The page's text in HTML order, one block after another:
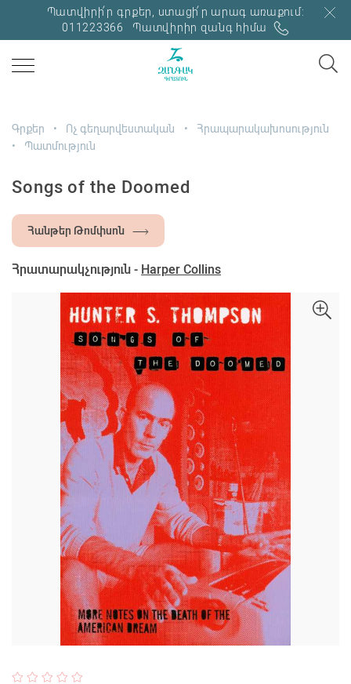
Պատվիրի՛ր գրքեր, ստացի՛ր արագ առաքում:
011223366
Պատվիրիր զանգ հիմա
Գրքեր Ոչ գեղարվեստական
Հրապարակախոսություն
Պատմություն
Songs of the Doomed
Հանթեր Թոմփսոն
Հրատարակչություն - Harper Collins